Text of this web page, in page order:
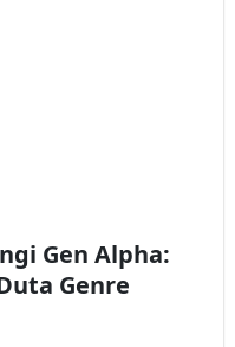
Gen Alpha:
Genre